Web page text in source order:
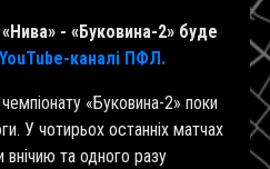
- «Буковина-2» буде
каналі ПФЛ.
«Буковина-2» поки
У чотирьох останніх матчах
внічию та одного разу